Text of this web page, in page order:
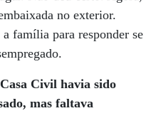
no exterior.
família para responder se
Civil havia sido
mas faltava